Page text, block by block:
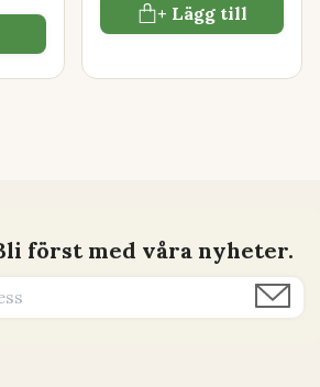
+ Lägg till
först med våra nyheter.